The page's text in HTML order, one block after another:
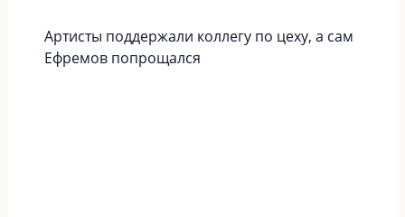
Артисты поддержали коллегу по цеху, а сам
Ефремов попрощался